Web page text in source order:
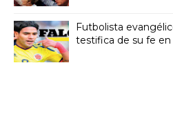
Futbolista
testifica de su fe en